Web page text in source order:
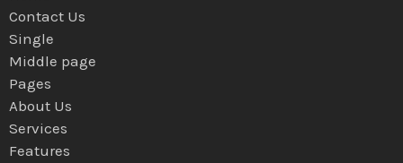
Contact Us
Single
Middle page
Pages
About Us
Services
Features